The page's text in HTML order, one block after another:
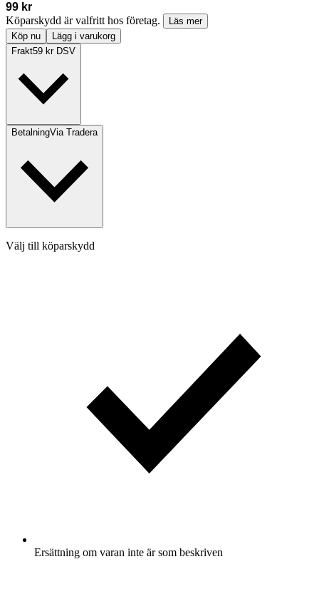
99 kr
Köparskydd är valfritt hos företag.
Läs mer
Köp nu
Lägg i varukorg
Frakt59 kr DSV
BetalningVia Tradera
Välj till köparskydd
Ersättning om varan inte är som beskriven